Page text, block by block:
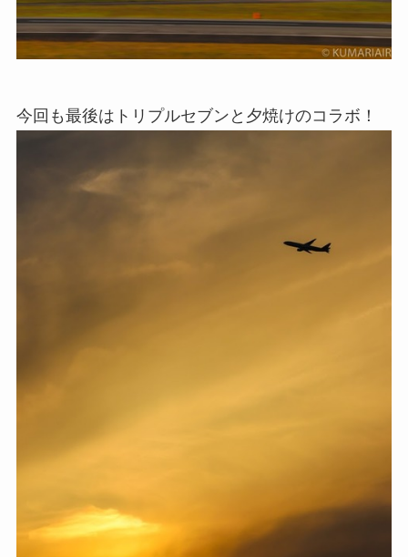
今回も最後はトリプルセブンと夕焼けのコラボ！